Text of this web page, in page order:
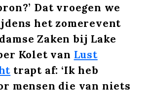
Dat vroegen we
het zomerevent
Zaken bij Lake
Kolet van Lust
trapt af: ‘Ik heb
mensen die van niets